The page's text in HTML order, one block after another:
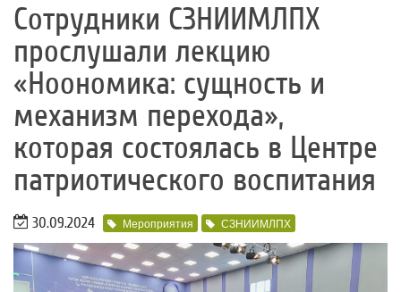
Сотрудники СЗНИИМЛПХ
прослушали лекцию
«Ноономика: сущность и
механизм перехода»,
которая состоялась в Центре
патриотического воспитания
30.09.2024 Мероприятия СЗНИИМЛПХ